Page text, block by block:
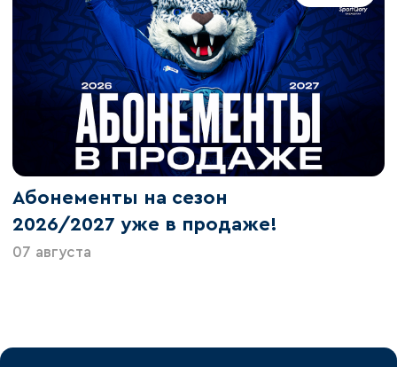
Абонементы на сезон
2026/2027 уже в продаже!
07 августа